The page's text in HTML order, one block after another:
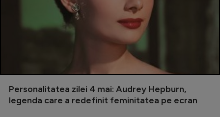
Personalitatea zilei 4 mai: Audrey Hepburn,
legenda care a redefinit feminitatea pe ecran